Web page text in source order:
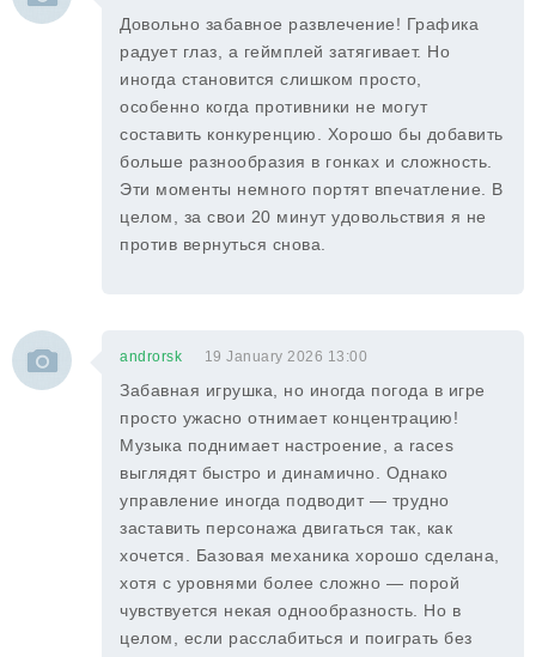
Довольно забавное развлечение! Графика
радует глаз, а геймплей затягивает. Но
иногда становится слишком просто,
особенно когда противники не могут
составить конкуренцию. Хорошо бы добавить
больше разнообразия в гонках и сложность.
Эти моменты немного портят впечатление. В
целом, за свои 20 минут удовольствия я не
против вернуться снова.
androrsk 19 January 2026 13:00
Забавная игрушка, но иногда погода в игре
просто ужасно отнимает концентрацию!
Музыка поднимает настроение, а races
выглядят быстро и динамично. Однако
управление иногда подводит — трудно
заставить персонажа двигаться так, как
хочется. Базовая механика хорошо сделана,
хотя с уровнями более сложно — порой
чувствуется некая однообразность. Но в
целом, если расслабиться и поиграть без